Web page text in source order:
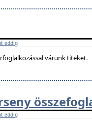
eddig
várunk titeket.
eddig